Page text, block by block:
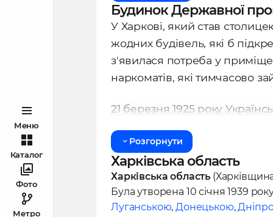
Меню
Каталог
Фото
Метро
Держпром - це унікальна
для наслідування для
дротовим телефоном з
Такі ліфти обслуговуються
становить108 метрів
площа приміщень
забудови становить 10760 м2.
Будинок Державної
У Харкові, який став
жодних будівель, які б
з'явилася потреба у
наркоматів, які тимчасово
21 березня 1925 року
що керували
Територія для будівництва
першочергових земляних
земляні роботи за допомогою
Розгорнути
Харківська область
Харківська область
Була утворена 10 січня 1939
Луганською,Донецькою,